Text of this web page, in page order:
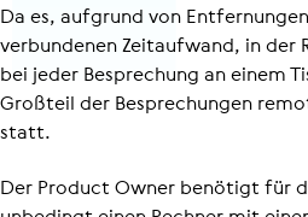
Da es, aufgrund von
verbundenen Zeitaufwand, in der
bei jeder Besprechung an einem
Großteil der Besprechungen
statt.
Der Product Owner benötigt für